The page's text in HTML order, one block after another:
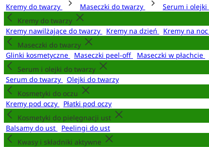
Kremy do twarzy
Maseczki do twarzy Serum i
Kremy do twarzy
Kremy nawilżające do twarzy
Kremy na dzień Kremy na noc
Maseczki do twarzy
Glinki kosmetyczne
Maseczki peel-off Maseczki w płachcie
Serum i olejki do twarzy
Serum do twarzy
Olejki do twarzy
Kosmetyki do oczu
Kremy pod oczy
Płatki pod oczy
Kosmetyki do pielęgnacji ust
Balsamy do ust
Peelingi do ust
Kwasy i składniki aktywne